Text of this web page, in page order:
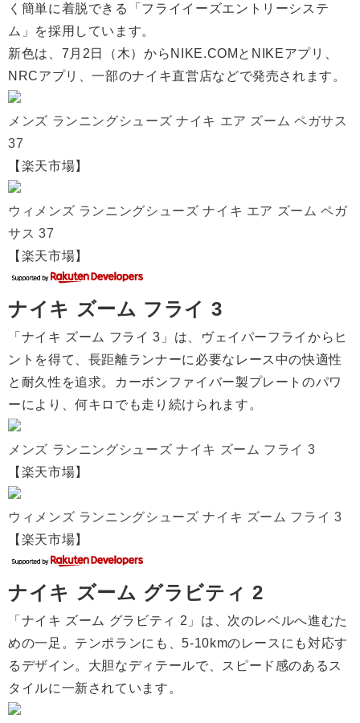
く簡単に着脱できる「フライイーズエントリーシステ
ム」を採用しています。
新色は、7月2日（木）からNIKE.COMとNIKEアプリ、
NRCアプリ、一部のナイキ直営店などで発売されます。
メンズ ランニングシューズ ナイキ エア ズーム ペガサス
37
【楽天市場】
ウィメンズ ランニングシューズ ナイキ エア ズーム ペガ
サス 37
【楽天市場】
ナイキ ズーム フライ 3
「ナイキ ズーム フライ 3」は、ヴェイパーフライからヒ
ントを得て、長距離ランナーに必要なレース中の快適性
と耐久性を追求。カーボンファイバー製プレートのパワ
ーにより、何キロでも走り続けられます。
メンズ ランニングシューズ ナイキ ズーム フライ 3
【楽天市場】
ウィメンズ ランニングシューズ ナイキ ズーム フライ 3
【楽天市場】
ナイキ ズーム グラビティ 2
「ナイキ ズーム グラビティ 2」は、次のレベルへ進むた
めの一足。テンポランにも、5-10kmのレースにも対応す
るデザイン。大胆なディテールで、スピード感のあるス
タイルに一新されています。